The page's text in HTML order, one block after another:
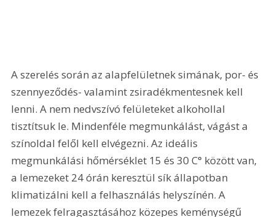
A szerelés során az alapfelületnek simának, por- és
szennyeződés- valamint zsiradékmentesnek kell
lenni. A nem nedvszívó felületeket alkohollal
tisztítsuk le. Mindenféle megmunkálást, vágást a
színoldal felől kell elvégezni. Az ideális
megmunkálási hőmérséklet 15 és 30 C° között van,
a lemezeket 24 órán keresztül sík állapotban
klimatizálni kell a felhasználás helyszínén. A
lemezek felragasztásához közepes keménységű